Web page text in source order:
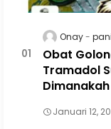
Onay
Obat
Tramadol
Januari 12,